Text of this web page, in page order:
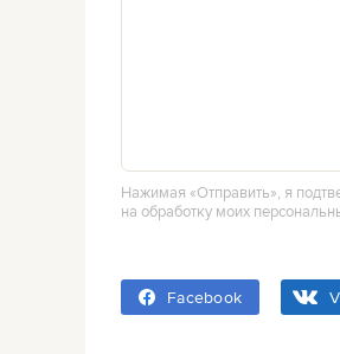
Нажимая «Отправить», я
на обработку моих
Facebook